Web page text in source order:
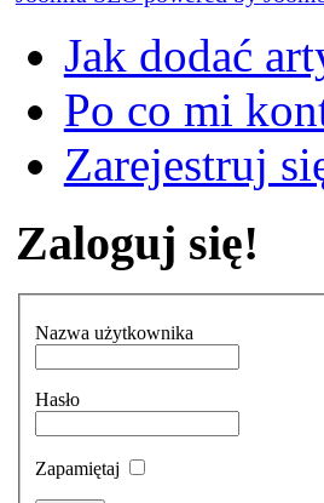
Jak dodać
Po co mi
Zarejestruj
Zaloguj się!
Nazwa użytkownika
Hasło
Zapamiętaj